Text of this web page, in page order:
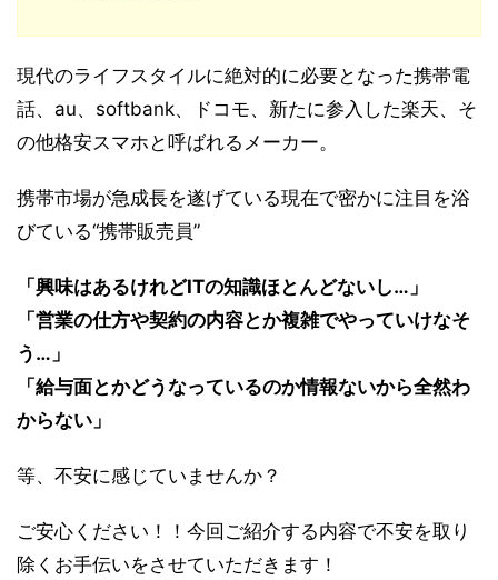
現代のライフスタイルに絶対的に必要となった携帯電
話、au、softbank、ドコモ、新たに参入した楽天、そ
の他格安スマホと呼ばれるメーカー。
携帯市場が急成長を遂げている現在で密かに注目を浴
びている“携帯販売員”
「興味はあるけれどITの知識ほとんどないし…」
「営業の仕方や契約の内容とか複雑でやっていけなそ
う…」
「給与面とかどうなっているのか情報ないから全然わ
からない」
等、不安に感じていませんか？
ご安心ください！！今回ご紹介する内容で不安を取り
除くお手伝いをさせていただきます！